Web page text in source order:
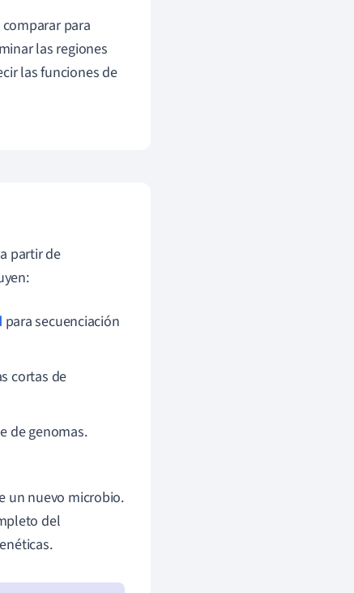
para
las regiones
las funciones de
partir de
para secuenciación
cortas de
de genomas.
un nuevo microbio.
del